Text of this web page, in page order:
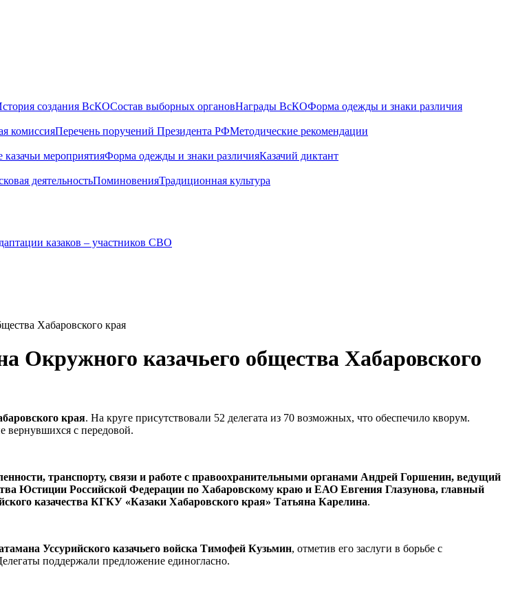
создания ВсКОСостав выборных органовНаграды ВсКОФорма одежды и знаки различия
комиссияПеречень поручений Президента РФМетодические рекомендации
мероприятияФорма одежды и знаки различияКазачий диктант
деятельностьПоминовенияТрадиционная культура
казаков – участников СВО
Хабаровского края
Окружного казачьего общества Хабаровского
края. На круге присутствовали 52 делегата из 70 возможных, что обеспечило кворум.
вернувшихся с передовой.
транспорту, связи и работе с правоохранительными органами Андрей Горшенин, ведущий
Юстиции Российской Федерации по Хабаровскому краю и ЕАО Евгения Глазунова, главный
казачества КГКУ «Казаки Хабаровского края» Татьяна Карелина.
Уссурийского казачьего войска Тимофей Кузьмин, отметив его заслуги в борьбе с
поддержали предложение единогласно.